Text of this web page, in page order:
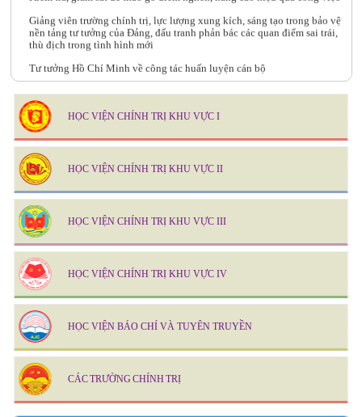
Giảng viên trường chính trị, lực lượng xung kích, sáng tạo trong bảo vệ
nền tảng tư tưởng của Đảng, đấu tranh phản bác các quan điểm sai trái,
thù địch trong tình hình mới
Tư tưởng Hồ Chí Minh về công tác huấn luyện cán bộ
Chủ tịch Hồ Chí Minh tìm ra con đường cứu nước - ý nghĩa và giá trị
HỌC VIỆN CHÍNH TRỊ KHU VỰC I
HỌC VIỆN CHÍNH TRỊ KHU VỰC II
HỌC VIỆN CHÍNH TRỊ KHU VỰC III
HỌC VIỆN CHÍNH TRỊ KHU VỰC IV
HỌC VIỆN BÁO CHÍ VÀ TUYÊN TRUYỀN
CÁC TRƯỜNG CHÍNH TRỊ